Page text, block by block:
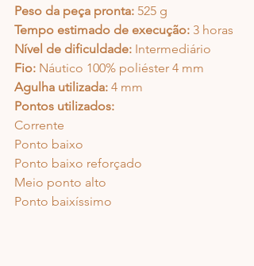
Peso da peça pronta: 525 g
Tempo estimado de execução: 3 horas
Nível de dificuldade: Intermediário
Fio: Náutico 100% poliéster 4 mm
Agulha utilizada: 4 mm
Pontos utilizados:
Corrente
Ponto baixo
Ponto baixo reforçado
Meio ponto alto
Ponto baixíssimo